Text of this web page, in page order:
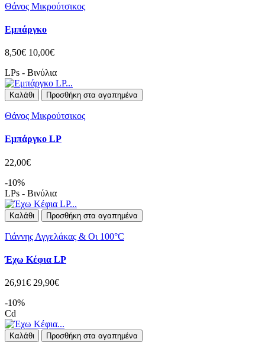
Θάνος Μικρούτσικος
Εμπάργκο
8,50€ 10,00€
LPs - Βινύλια
Καλάθι Προσθήκη στα αγαπημένα
Θάνος Μικρούτσικος
Εμπάργκο LP
22,00€
-10%
LPs - Βινύλια
Καλάθι Προσθήκη στα αγαπημένα
Γιάννης Αγγελάκας & Οι 100°C
Έχω Κέφια LP
26,91€ 29,90€
-10%
Cd
Καλάθι Προσθήκη στα αγαπημένα